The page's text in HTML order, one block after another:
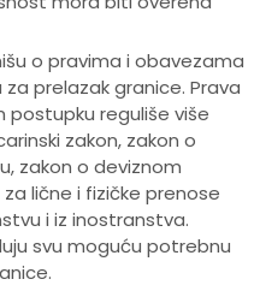
o pravima i obavezama
prelazak granice. Prava
postupku reguliše više
zakon, zakon o
zakon o deviznom
lične i fizičke prenose
i iz inostranstva.
svu moguću potrebnu